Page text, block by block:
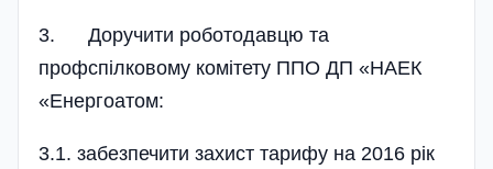
3. Доручити роботодавцю та
профспілковому комітету ППО ДП «НАЕК
«Енергоатом:
3.1. забезпечити захист тарифу на 2016 рік